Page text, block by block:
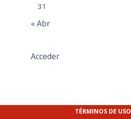
31
« Abr
Acceder
TÉRMINOS DE USO